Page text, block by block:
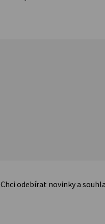
Chci odebírat novinky a